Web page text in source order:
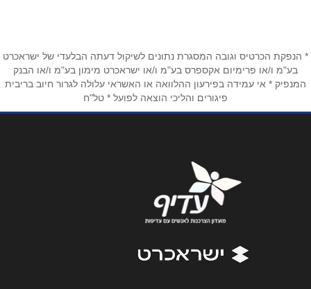
טלפון*
אנא חזרו אלי בקשר ל...
* הנפקת הכרטיס וגובה המסגרת נתונים לשיקול דעתה הבלעדי של ישראכרט
בע"מ ו/או פרימיום אקספרס בע"מ ו/או ישראכרט מימון בע"מ ו/או הבנק
המנפיק * אי עמידה בפירעון ההלוואה או האשראי עלולה לגרור חיוב בריבית
פיגורים והליכי הוצאה לפועל * טל"ח